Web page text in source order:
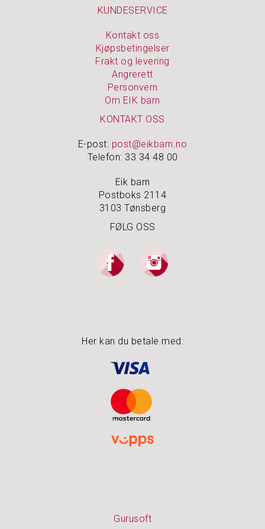
KUNDESERVICE
Kontakt oss
Kjøpsbetingelser
Frakt og levering
Angrerett
Personvern
Om EIK barn
KONTAKT OSS
E-post: post@eikbarn.no
Telefon: 33 34 48 00
Eik barn
Postboks 2114
3103 Tønsberg
FØLG OSS
Her kan du betale med:
Gurusoft